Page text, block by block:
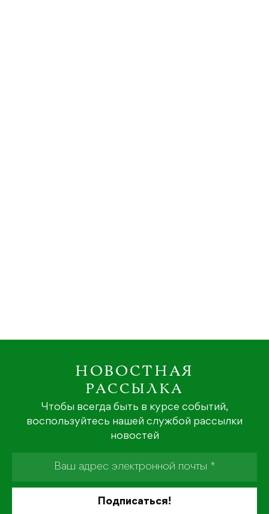
НОВОСТНАЯ
РАССЫЛКА
Чтобы всегда быть в курсе событий,
воспользуйтесь нашей службой рассылки
новостей